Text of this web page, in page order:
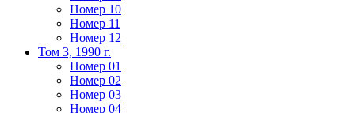
Номер 10
Номер 11
Номер 12
Том 3, 1990 г.
Номер 01
Номер 02
Номер 03
Номер 04